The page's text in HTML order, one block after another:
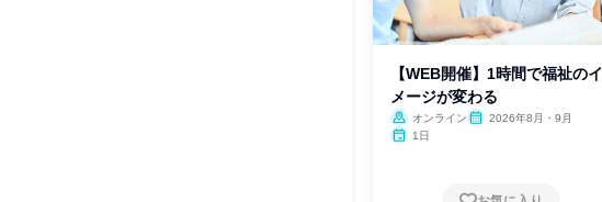
【WEB開催】1時間で福祉のイ
メージが変わる
オンライン
2026年8月・9月
1日